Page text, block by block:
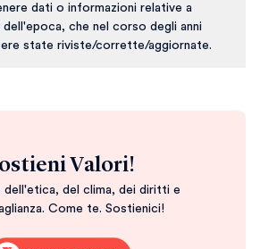
dati o informazioni relative a
che nel corso degli anni
state riviste/corrette/aggiornate.
Valori!
dell'etica, del clima, dei diritti e
Come te. Sostienici!